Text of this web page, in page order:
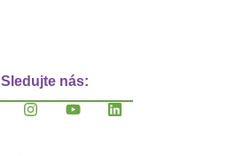
Sledujte nás: